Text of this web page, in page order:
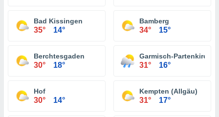
Bad Kissingen
35° 14°
Bamberg
34° 15°
Berchtesgaden
30° 18°
Garmisch-
31° 16°
Hof
30° 14°
Kempten (Allgäu)
31° 17°